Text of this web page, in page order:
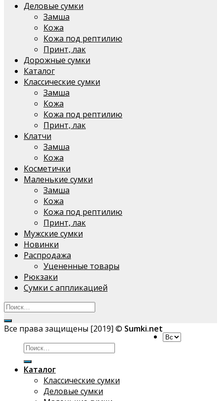
Деловые сумки
Замша
Кожа
Кожа под рептилию
Принт, лак
Дорожные сумки
Каталог
Классические сумки
Замша
Кожа
Кожа под рептилию
Принт, лак
Клатчи
Замша
Кожа
Косметички
Маленькие сумки
Замша
Кожа
Кожа под рептилию
Принт, лак
Мужские сумки
Новинки
Распродажа
Уцененные товары
Рюкзаки
Сумки с аппликацией
Все права защищены [2019] © Sumki.net
Искать:
Каталог
Классические сумки
Деловые сумки